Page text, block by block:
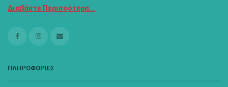
Διαβάστε Περισσότερα...
ΠΛΗΡΟΦΟΡΙΕΣ